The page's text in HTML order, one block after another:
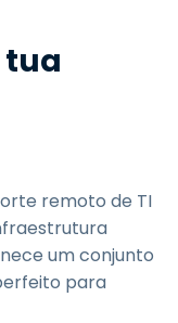
tua
remoto de TI
um conjunto
para